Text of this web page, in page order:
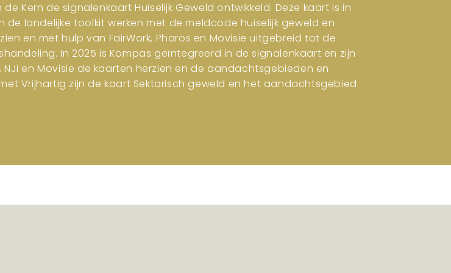
Kern de signalenkaart Huiselijk Geweld ontwikkeld. Deze kaart is in
de landelijke toolkit werken met de meldcode huiselijk geweld en
en met hulp van FairWork, Pharos en Movisie uitgebreid tot de
In 2025 is Kompas geïntegreerd in de signalenkaart en zijn
NJi en Movisie de kaarten herzien en de aandachtsgebieden en
Vrijhartig zijn de kaart Sektarisch geweld en het aandachtsgebied